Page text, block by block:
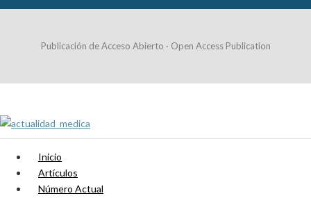
Publicación de Acceso Abierto · Open Access Publication
Inicio
Artículos
Número Actual